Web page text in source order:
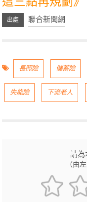
聯合新聞網
長照險 儲蓄險
失能險 下流老人
請為
（由